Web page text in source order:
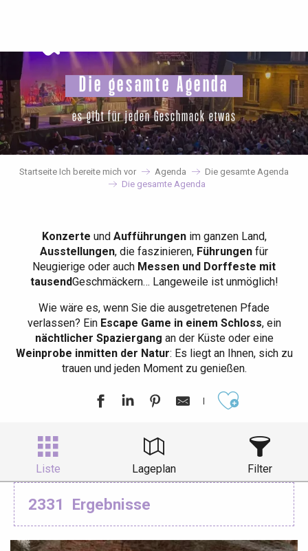
principal
Die gesamte Agenda
es gibt für jeden Geschmack etwas
Startseite Ich bereite mich vor Agenda
Die gesamte Agenda
Die gesamte Agenda
Konzerte und Aufführungenim ganzen Land,
Ausstellungen, die faszinieren, Führungen für
Neugierige oder auch Messen und Dorffeste mit
tausendGeschmäckern… Langeweile ist unmöglich!
Wie wäre es, wenn Sie die ausgetretenen Pfade
verlassen? EinEscape Game in einem Schloss, ein
nächtlicher Spaziergang an der Küste oder eine
Weinprobe inmitten der Natur: Es liegt an Ihnen, sich zu
trauen und jeden Moment zu genießen.
Liste Lageplan Filter
2331 Ergebnisse